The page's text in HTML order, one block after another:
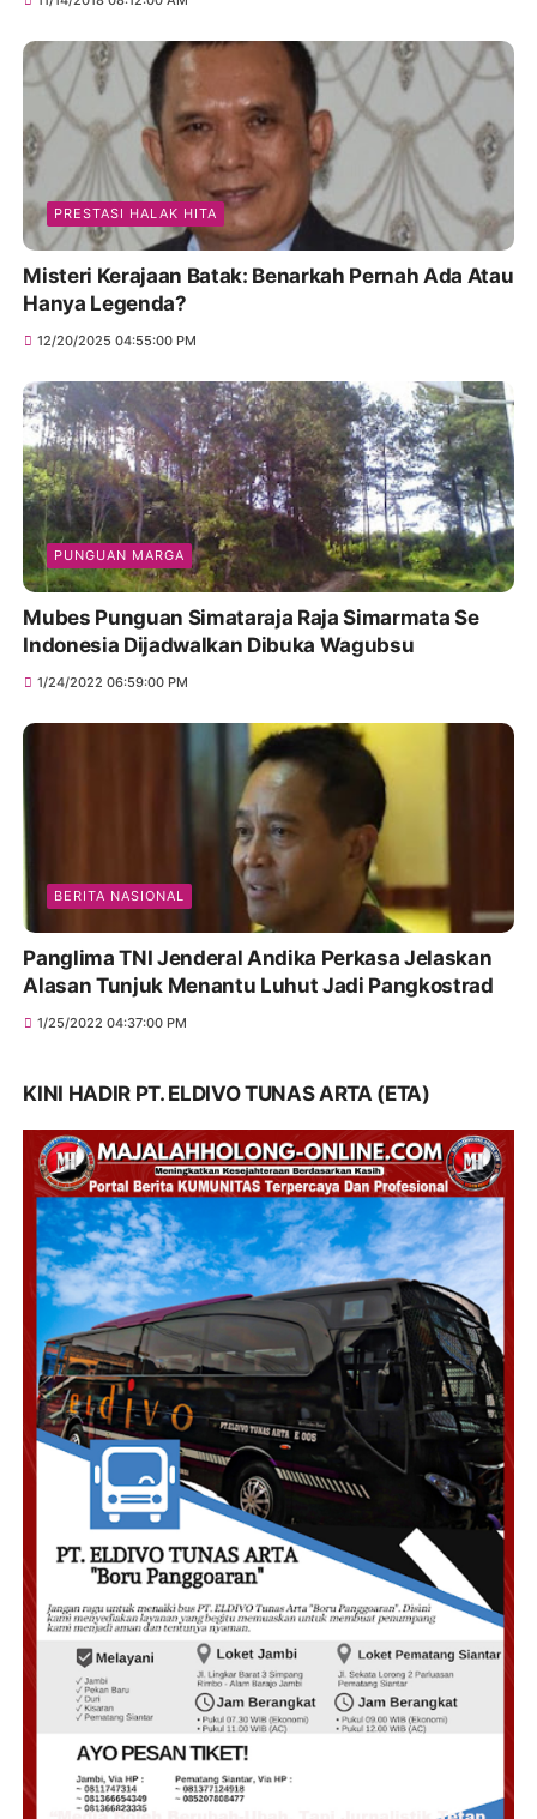
PRESTASI HALAK HITA
Misteri Kerajaan Batak: Benarkah Pernah Ada Atau
Hanya Legenda?
12/20/2025 04:55:00 PM
PUNGUAN MARGA
Mubes Punguan Simataraja Raja Simarmata Se
Indonesia Dijadwalkan Dibuka Wagubsu
1/24/2022 06:59:00 PM
BERITA NASIONAL
Panglima TNI Jenderal Andika Perkasa Jelaskan
Alasan Tunjuk Menantu Luhut Jadi Pangkostrad
1/25/2022 04:37:00 PM
KINI HADIR PT. ELDIVO TUNAS ARTA (ETA)